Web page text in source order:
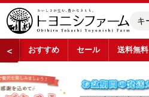
＜ おすすめ セール 送料無料